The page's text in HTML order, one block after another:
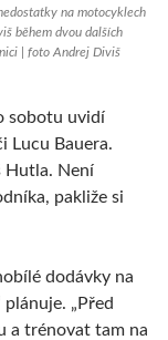
na motocyklech
během dvou dalších
| foto Andrej Diviš
sobotu uvidí
Lucu Bauera.
Hutla. Není
pakliže si
dodávky na
plánuje. „Před
a trénovat tam na